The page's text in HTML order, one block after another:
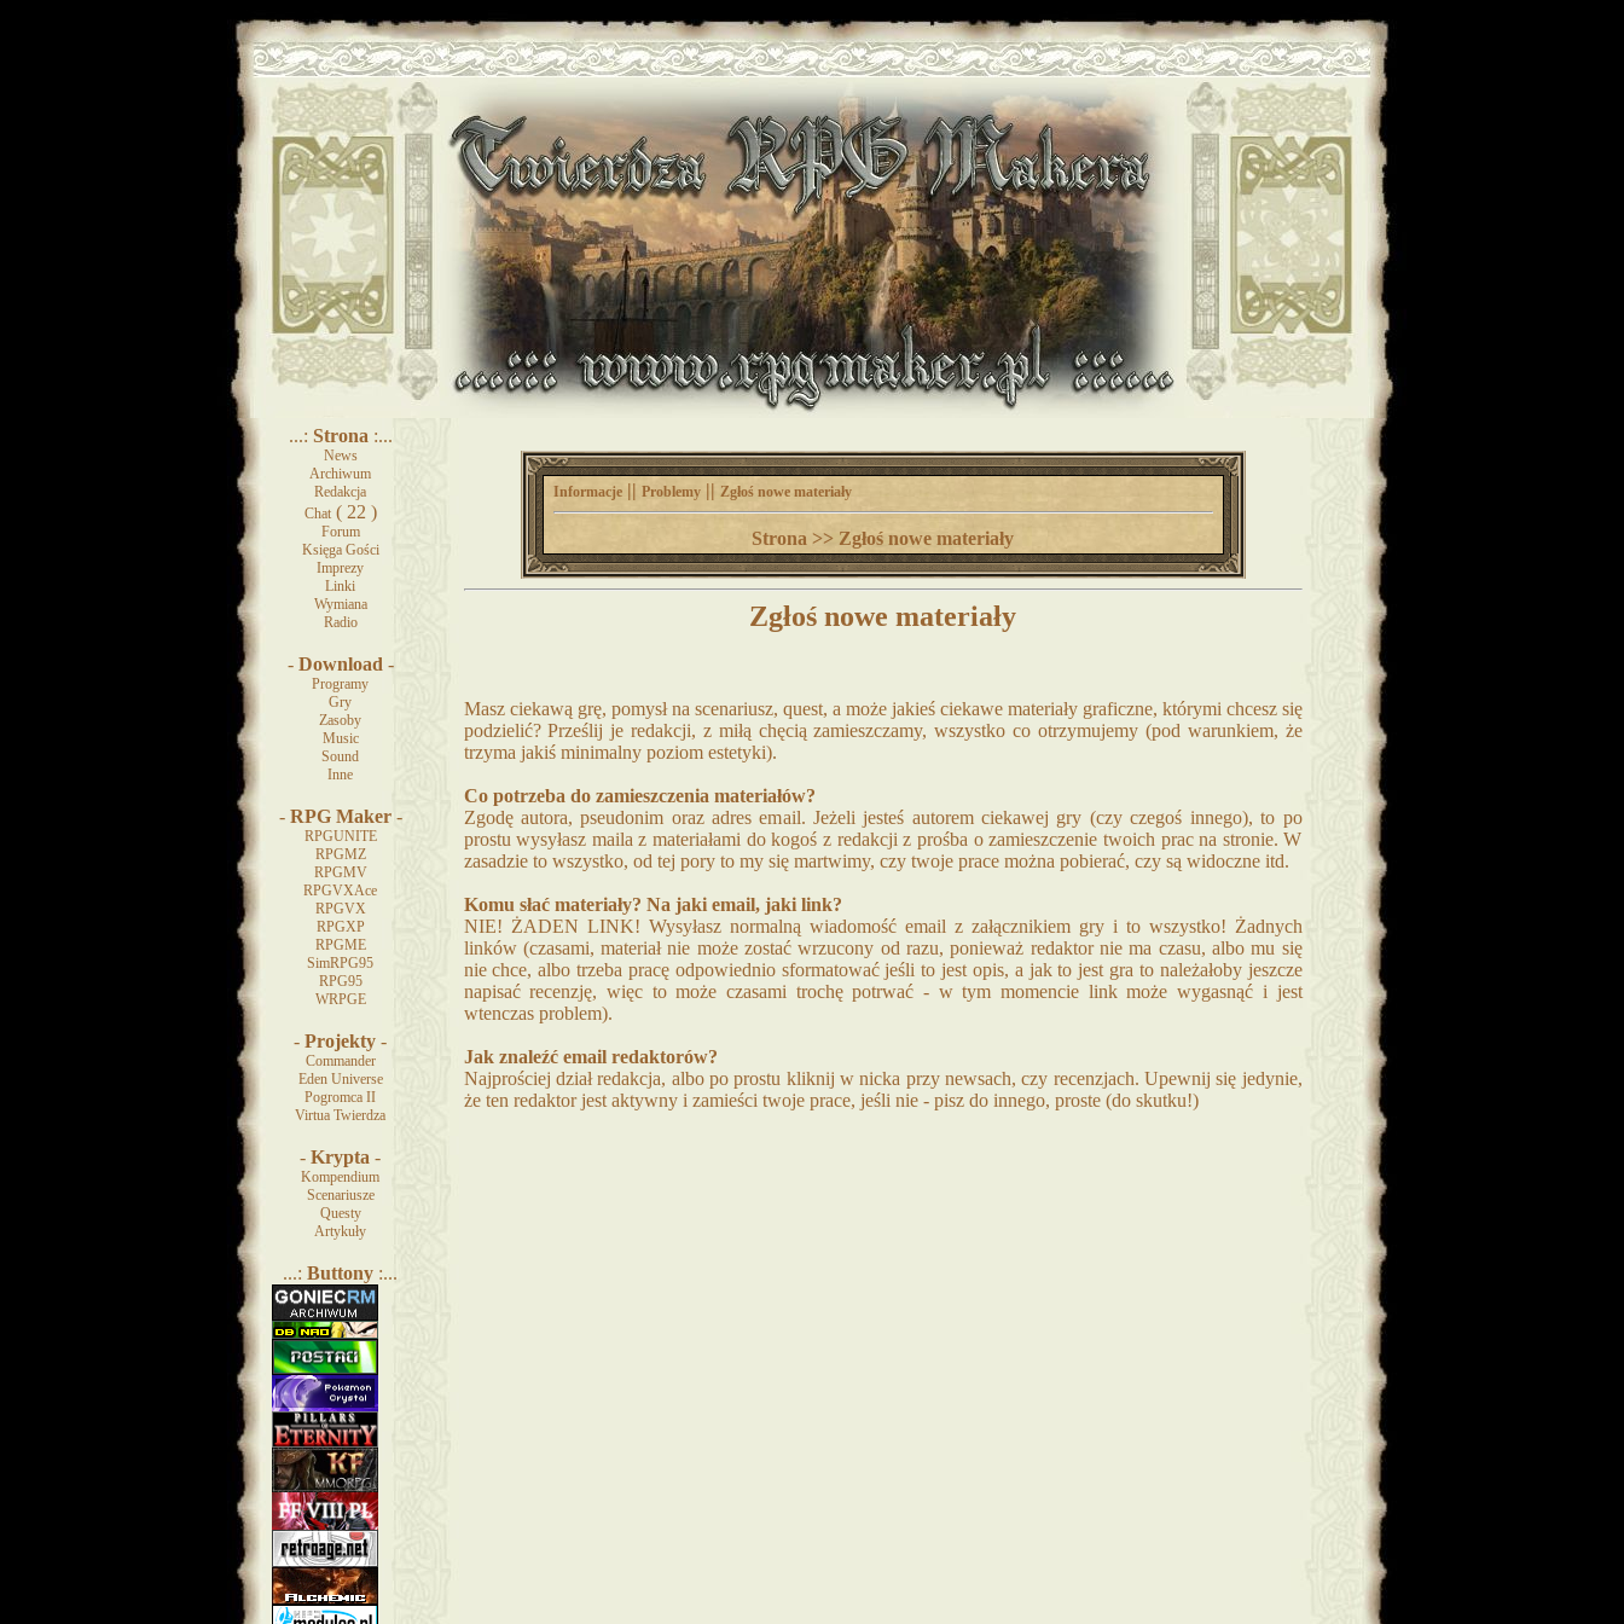
...: Strona :...
News
Archiwum
Redakcja
Chat( 22 )
Forum
Księga Gości
Imprezy
Linki
Wymiana
Radio
- Download -
Programy
Gry
Zasoby
Music
Sound
Inne
- RPG Maker -
RPGUNITE
RPGMZ
RPGMV
RPGVXAce
RPGVX
RPGXP
RPGME
SimRPG95
RPG95
WRPGE
- Projekty -
Commander
Eden Universe
Pogromca II
Virtua Twierdza
- Krypta -
Kompendium
Scenariusze
Questy
Artykuły
...: Buttony :...
Informacje|| Problemy|| Zgłoś nowe materiały
Strona >> Zgłoś nowe materiały
Zgłoś nowe materiały
Masz ciekawą grę, pomysł na scenariusz, quest, a może jakieś ciekawe materiały graficzne, którymi chcesz się
podzielić? Prześlij je redakcji, z miłą chęcią zamieszczamy, wszystko co otrzymujemy (pod warunkiem, że
trzyma jakiś minimalny poziom estetyki).
Co potrzeba do zamieszczenia materiałów?
Zgodę autora, pseudonim oraz adres email. Jeżeli jesteś autorem ciekawej gry (czy czegoś innego), to po
prostu wysyłasz maila z materiałami do kogoś z redakcji z prośba o zamieszczenie twoich prac na stronie. W
zasadzie to wszystko, od tej pory to my się martwimy, czy twoje prace można pobierać, czy są widoczne itd.
Komu słać materiały? Na jaki email, jaki link?
NIE! ŻADEN LINK! Wysyłasz normalną wiadomość email z załącznikiem gry i to wszystko! Żadnych
linków (czasami, materiał nie może zostać wrzucony od razu, ponieważ redaktor nie ma czasu, albo mu się
nie chce, albo trzeba pracę odpowiednio sformatować jeśli to jest opis, a jak to jest gra to należałoby jeszcze
napisać recenzję, więc to może czasami trochę potrwać - w tym momencie link może wygasnąć i jest
wtenczas problem).
Jak znaleźć email redaktorów?
Najprościej dział redakcja, albo po prostu kliknij w nicka przy newsach, czy recenzjach. Upewnij się jedynie,
że ten redaktor jest aktywny i zamieści twoje prace, jeśli nie - pisz do innego, proste (do skutku!)